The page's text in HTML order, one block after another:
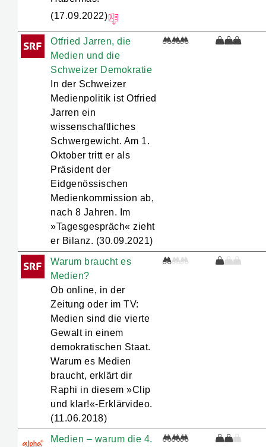
Wenn wir hier von Medien sprechen,
meint man in der Regel
»journalistische
Informationsmedien«, also solche
Medien, die selbst Informationen und
News produzieren und sie verbreiten
(s. auch »Welche Medien gibt es?«).
Das heißt, es geht nicht um
Werbung, Marketing oder Public
Relations (PR). Und es geht auch
nicht um Social Media generell –
denn soziale Netzwerke stellen
selbst nichts her, sondern sind
Plattformen, auf denen man Inhalte
posten kann. Allerdings posten
journalistische Informationsmedien
auch auf Social Media – vielleicht
hast Du ja schon mal solche Posts
gesehen und auch gelesen oder
geschaut.
(17.09.2022)
Otfried Jarren, die
Medien und die
Schweizer Demokratie
In der Schweizer
Medienpolitik ist Otfried
Jarren ein
wissenschaftliches
Schwergewicht. Am 1.
Oktober tritt er als
Präsident der
Eidgenössischen
Medienkommission ab,
nach 8 Jahren. Im
»Tagesgespräch« zieht
er Bilanz. (30.09.2021)
Warum braucht es
Medien?
Ob online, in der
Zeitung oder im TV:
Medien sind die vierte
Gewalt in einem
demokratischen Staat.
Warum es Medien
braucht, erklärt dir
Raphi in diesem »Clip
und klar!«-Erklärvideo.
(11.06.2018)
Medien – warum die 4.